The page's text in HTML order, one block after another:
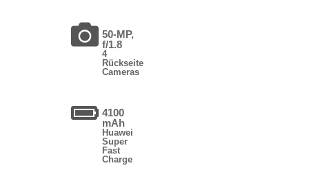
50-MP,
f/1.8
4
Rückseite
Cameras
4100
mAh
Huawei
Super
Fast
Charge